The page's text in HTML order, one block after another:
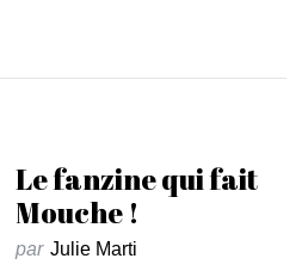
Le fanzine qui fait
Mouche !
par Julie Marti